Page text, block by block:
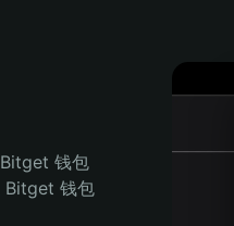
钱包
Bitget 钱包